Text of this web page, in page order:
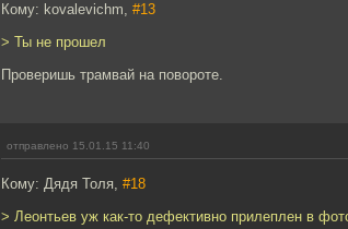
Кому: kovalevichm, #13
> Ты не прошел
Проверишь трамвай на повороте.
отправлено 15.01.15 11:40
Кому: Дядя Толя, #18
> Леонтьев уж как-то дефективно прилеплен в